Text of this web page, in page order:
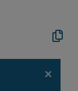
Kopiuj
do
×